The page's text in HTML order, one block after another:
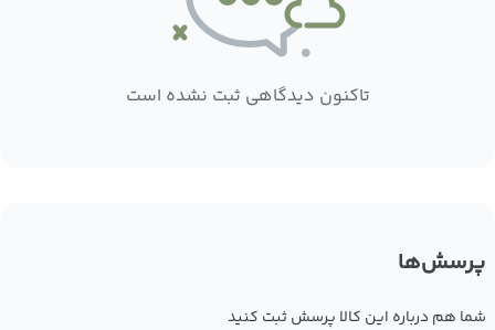
تاکنون دیدگاهی ثبت نشده است
پرسش‌ها
شما هم درباره این کالا پرسش ثبت کنید